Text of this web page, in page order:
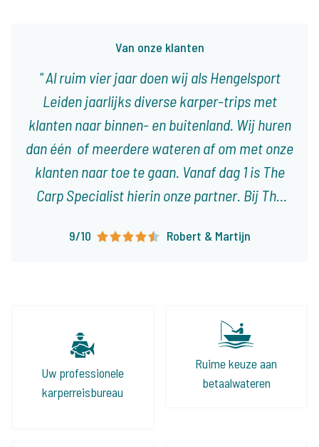
Van onze klanten
Al ruim vier jaar doen wij als Hengelsport
Leiden jaarlijks diverse karper-trips met
klanten naar binnen- en buitenland. Wij huren
dan één of meerdere wateren af om met onze
klanten naar toe te gaan. Vanaf dag 1 is The
Carp Specialist hierin onze partner. Bij The
onaangename verassingen komt te staan en
9/10 Robert & Martijn
Uw professionele
karperreisbureau
Ruime keuze aan
betaalwateren